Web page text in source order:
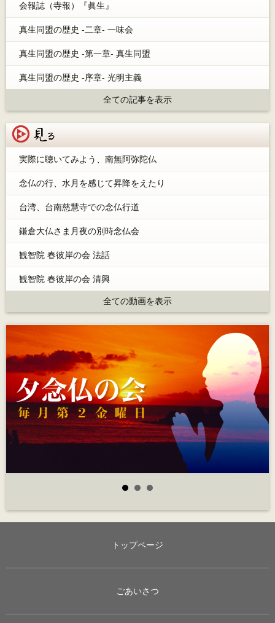
会報誌（寺報）『眞生』
真生同盟の歴史 -二章- 一味会
真生同盟の歴史 -第一章- 真生同盟
真生同盟の歴史 -序章- 光明主義
全ての記事を表示
実際に聴いてみよう、南無阿弥陀仏
念仏の行、水月を感じて昇降をえたり
台湾、台南慈慧寺での念仏行道
鎌倉大仏さま月夜の別時念仏会
観智院 春彼岸の会 法話
観智院 春彼岸の会 清興
全ての動画を表示
トップページ
ごあいさつ